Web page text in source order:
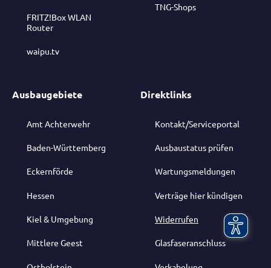
FRITZ!Box WLAN
Router
waipu.tv
TNG-Shops
Ausbaugebiete
Amt Achterwehr
Baden-Württemberg
Eckernförde
Hessen
Kiel & Umgebung
Mittlere Geest
Direktlinks
Kontakt/Serviceportal
Ausbaustatus prüfen
Wartungsmeldungen
Verträge hier kündigen
Widerrufen
Glasfaseranschluss